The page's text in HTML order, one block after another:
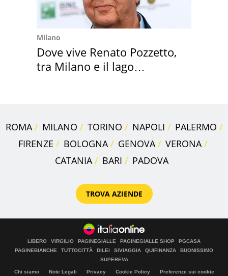
Milano
Dove vive Renato Pozzetto,
tra Milano e il lago
ROMA MILANO TORINO NAPOLI
PALERMO
FIRENZE
BOLOGNA GENOVA
VERONA
CATANIA
BARI PADOVA
TROVA AZIENDE
LIBERO VIRGILIO PAGINEGIALLE PAGINEGIALLE SHOP
PGCASA
PAGINEBIANCHE
TUTTOCITTÀ DILEI SIVIAGGIA QUIFINANZA
BUONISSIMO
SUPEREVA
Chi siamo Note Legali Privacy Cookie Policy
Preferenze sui cookie